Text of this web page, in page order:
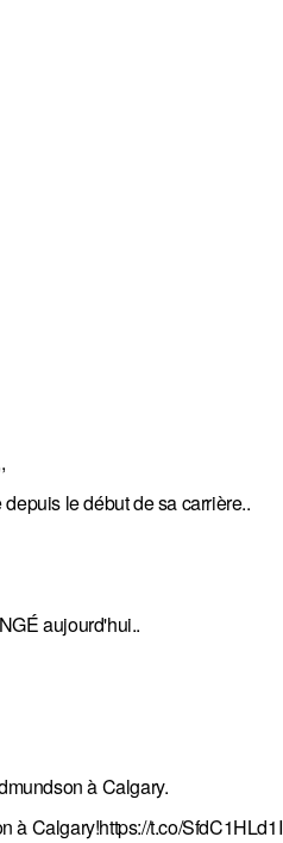
le début de sa carrière..
aujourd'hui..
à Calgary.
à Calgary!https://t.co/SfdC1HLd1I